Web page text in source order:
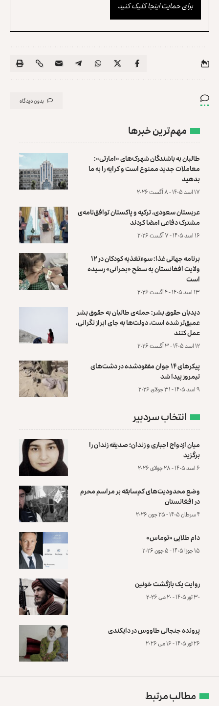
برای حمایت اینجا کلیک کنید
بدون دیدگاه
مهم‌ترین خبرها
طالبان به باشندگان شهرک‌های «امارتی»:
معاملات جدید ممنوع است و کرایه را به ما
بدهید
۱۷ اسد ۱۴۰۵ - ۸ آگست ۲۰۲۶
عربستان سعودی، ترکیه و پاکستان توافق‌نامه‌ی
مشترک دفاعی امضا کردند
۱۶ اسد ۱۴۰۵ - ۷ آگست ۲۰۲۶
برنامه جهانی غذا: سوءتغذیه کودکان در ۱۲
ولایت افغانستان به سطح «بحرانی» رسیده
است
۱۳ اسد ۱۴۰۵ - ۴ آگست ۲۰۲۶
دیدبان حقوق بشر: حمله‌ی طالبان به حقوق بشر
عمیق‌تر شده است، دولت‌ها به جای ابراز نگرانی،
عمل کنند
۱۲ اسد ۱۴۰۵ - ۳ آگست ۲۰۲۶
پیکرهای ۱۴ جوان مفقودشده در دشت‌های
نیمروز پیدا شد
۹ اسد ۱۴۰۵ - ۳۱ جولای ۲۰۲۶
انتخاب سردبیر
میان ازدواج اجباری و زندان؛ صدیقه زندان را
برگزید
۶ اسد ۱۴۰۵ - ۲۸ جولای ۲۰۲۶
وضع محدودیت‌های کم‌سابقه بر مراسم محرم
در افغانستان
۴ سرطان ۱۴۰۵ - ۲۵ جون ۲۰۲۶
دام طلایی «توماس»
۱۵ جوزا ۱۴۰۵ - ۵ جون ۲۰۲۶
روایت یک بازگشت خونین
۳۰ ثور ۱۴۰۵ - ۲۰ می ۲۰۲۶
پرونده‌ جنجالی طاووس در دایکندی
۲۶ ثور ۱۴۰۵ - ۱۶ می ۲۰۲۶
مطالب مرتبط